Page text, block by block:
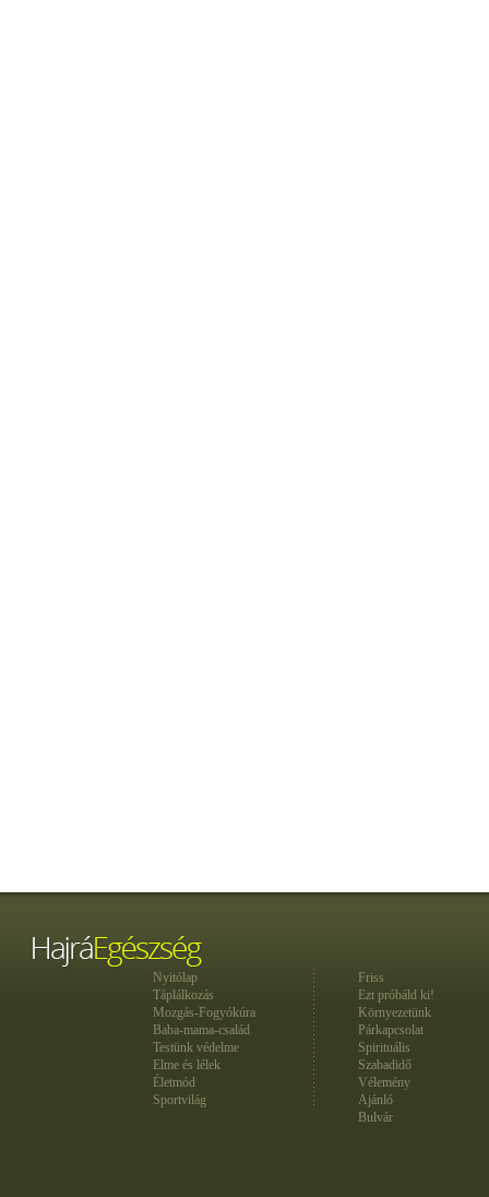
Nyitólap
Táplálkozás
Mozgás-Fogyókúra
Baba-mama-család
Testünk védelme
Elme és lélek
Életmód
Sportvilág
Friss
Ezt próbáld ki!
Környezetünk
Párkapcsolat
Spirituális
Szabadidő
Vélemény
Ajánló
Bulvár